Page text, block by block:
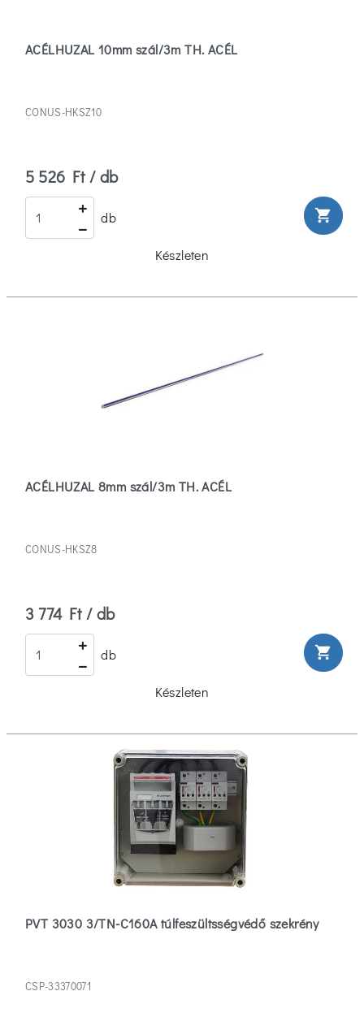
ACÉLHUZAL 10mm szál/3m TH. ACÉL
CONUS-HKSZ10
5 526 Ft / db
db shopping_cart
Készleten
ACÉLHUZAL 8mm szál/3m TH. ACÉL
CONUS-HKSZ8
3 774 Ft / db
db shopping_cart
Készleten
PVT 3030 3/TN-C160A túlfeszültsségvédő szekrény
CSP-33370071